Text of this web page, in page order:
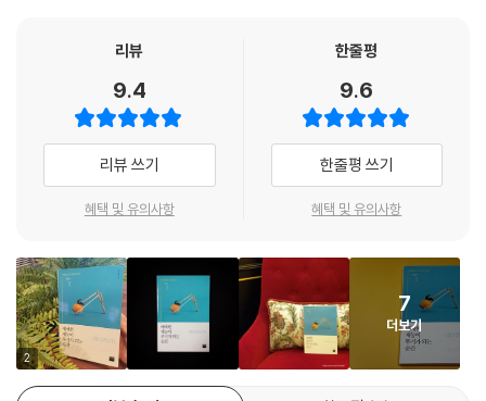
지만, 적어도 이러한 흐름이 ‘부’가 아닌 ‘정’이 되어가고 있는 건 확실하다.
티브한 동기가 생기고, 현재 일을 잘하고 있는 와중에도 불안함을 떨칠 수
가 없다. 하지만 딱히 재능(능력)이라고 할 만한 것도 없고, 그나마 있는 재
능이라곤 이 사회에서 도무지 써먹을 수가 없을 하찮은 것뿐이다.
애매한 재능이 핵심 역량으로 변화하는 과정
『애매한 재능이 무기가 되는 순간』의 저자 윤상훈 씨는 "못 써먹을 재능은
없다"고 말한다. 스스로 그게 재능이라 생각하지 못할 뿐이다. ‘많이 먹는
능력/맛깔나게 먹는 능력’이 ‘Mukbang(먹방)’이란 글로벌 고유명사가
되어 수십억 수익을 창출할지 누가 알았겠는가. 안 하는 게 문제다. 이 모든
문제는 움직이지 않는 데 있다. 무가치해보이는 개인의 소소한 재능을 꽃
피울 수 있는 방법은 없을까?
리뷰
9.4
리뷰 쓰기
혜택 및 유의사항
한줄평
9.6
한줄평 쓰기
혜택 및 유의사항
2
7
더보기